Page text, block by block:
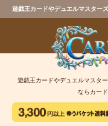
遊戯王カードやデュエルマスター
遊戯王カードやデュエルマスタ
ならカー